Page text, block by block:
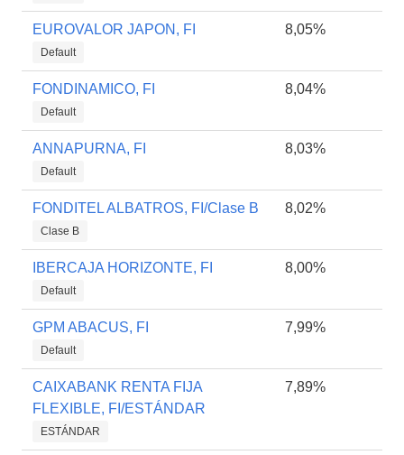
EUROVALOR JAPON, FI
Default
8,05%
FONDINAMICO, FI
Default
8,04%
ANNAPURNA, FI
Default
8,03%
FONDITEL ALBATROS, FI/Clase B
Clase B
8,02%
IBERCAJA HORIZONTE, FI
Default
8,00%
GPM ABACUS, FI
Default
7,99%
CAIXABANK RENTA FIJA
FLEXIBLE, FI/ESTÁNDAR
ESTÁNDAR
7,89%